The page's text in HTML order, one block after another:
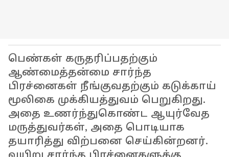
பெண்கள் கருதரிப்பதற்கும்
ஆண்மைத்தன்மை சார்ந்த
பிரச்னைகள் நீங்குவதற்கும் கடுக்காய்
மூலிகை முக்கியத்துவம் பெறுகிறது.
அதை உணர்ந்துகொண்ட ஆயுர்வேத
மருத்துவர்கள், அதை பொடியாக
தயாரித்து விற்பனை செய்கின்றனர்.